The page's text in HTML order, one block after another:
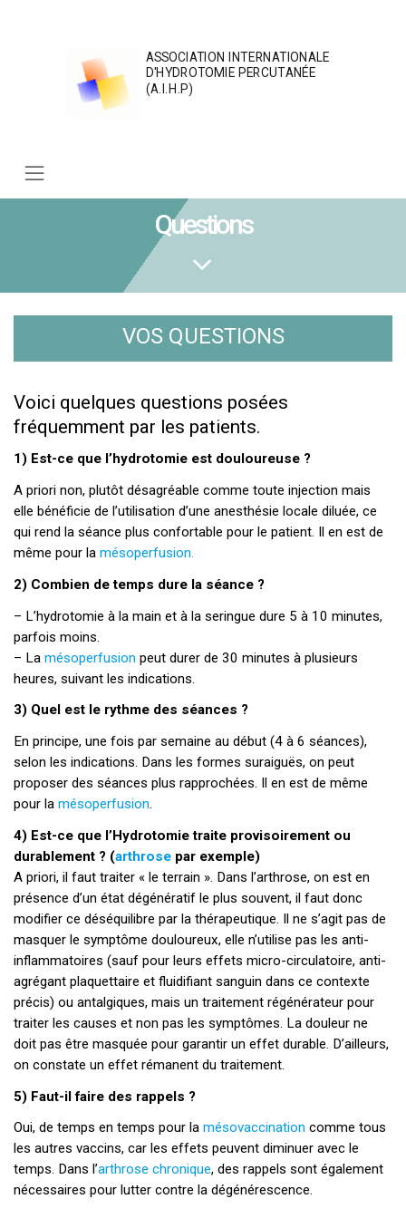
ASSOCIATION INTERNATIONALE
D'HYDROTOMIE PERCUTANÉE
(A.I.H.P)
Questions
VOS QUESTIONS
Voici quelques questions posées
fréquemment par les patients.
1) Est-ce que l’hydrotomie est douloureuse ?
A priori non, plutôt désagréable comme toute injection mais
elle bénéficie de l’utilisation d’une anesthésie locale diluée, ce
qui rend la séance plus confortable pour le patient. Il en est de
même pour la mésoperfusion.
2) Combien de temps dure la séance ?
– L’hydrotomie à la main et à la seringue dure 5 à 10 minutes,
parfois moins.
– La mésoperfusion peut durer de 30 minutes à plusieurs
heures, suivant les indications.
3) Quel est le rythme des séances ?
En principe, une fois par semaine au début (4 à 6 séances),
selon les indications. Dans les formes suraiguës, on peut
proposer des séances plus rapprochées. Il en est de même
pour la mésoperfusion.
4) Est-ce que l’Hydrotomie traite provisoirement ou
durablement ? (arthrose par exemple)
A priori, il faut traiter « le terrain ». Dans l’arthrose, on est en
présence d’un état dégénératif le plus souvent, il faut donc
modifier ce déséquilibre par la thérapeutique. Il ne s’agit pas de
masquer le symptôme douloureux, elle n’utilise pas les anti-
inflammatoires (sauf pour leurs effets micro-circulatoire, anti-
agrégant plaquettaire et fluidifiant sanguin dans ce contexte
précis) ou antalgiques, mais un traitement régénérateur pour
traiter les causes et non pas les symptômes. La douleur ne
doit pas être masquée pour garantir un effet durable. D’ailleurs,
on constate un effet rémanent du traitement.
5) Faut-il faire des rappels ?
Oui, de temps en temps pour la mésovaccination comme tous
les autres vaccins, car les effets peuvent diminuer avec le
temps. Dans l’arthrose chronique, des rappels sont également
nécessaires pour lutter contre la dégénérescence.